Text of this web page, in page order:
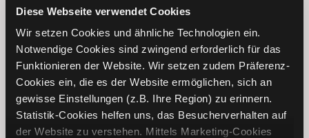
Diese Webseite verwendet Cookies
Wir setzen Cookies und ähnliche Technologien ein.
Notwendige Cookies sind zwingend erforderlich für das
Funktionieren der Website. Wir setzen zudem Präferenz-
Cookies ein, die es der Website ermöglichen, sich an
gewisse Einstellungen (z.B. Ihre Region) zu erinnern.
Statistik-Cookies helfen uns, das Besucherverhalten auf
der Website zu verstehen. Mittels Marketing-Cookies
aus verschiedenen Perspektiven – unterhaltsame Video-
Interviews direkt aus Frankfurt und Antworten auf unsere
Fragen.
Interviews